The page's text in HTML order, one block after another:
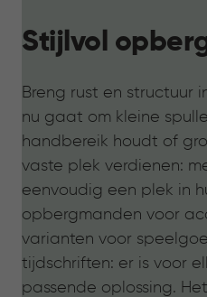
Stijlvol
Breng rust en structuur
nu gaat om kleine
handbereik houdt of
vaste plek verdienen:
eenvoudig een plek in
opbergmanden voor
varianten voor
tijdschriften: er is voor
passende oplossing.